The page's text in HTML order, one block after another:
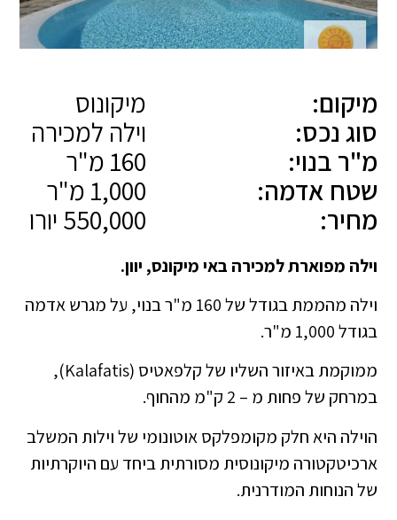
מיקום:
מיקונוס
סוג נכס:
וילה למכירה
מ"ר בנוי:
שטח אדמה:
מחיר:
וילה מפוארת למכירה באי מיקונס, יוון.
וילה מהממת בגודל של 160 מ"ר בנוי, על מגרש אדמה
בגודל 1,000 מ"ר.
ממוקמת באיזור השליו של קלפאטיס (Kalafatis),
במרחק של פחות מ – 2 ק"מ מהחוף.
הוילה היא חלק מקומפלקס אוטונומי של וילות המשלב
ארכיטקטורה מיקונוסית מסורתית ביחד עם היוקרתיות
של הנוחות המודרנית.